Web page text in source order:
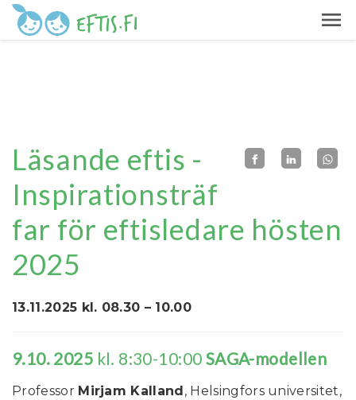
Läsande eftis -
Inspirationsträf
far för eftisledare hösten
2025
13.11.2025 kl. 08.30 – 10.00
9.10. 2025 kl. 8:30-10:00 SAGA-modellen
Professor Mirjam Kalland , Helsingfors universitet,